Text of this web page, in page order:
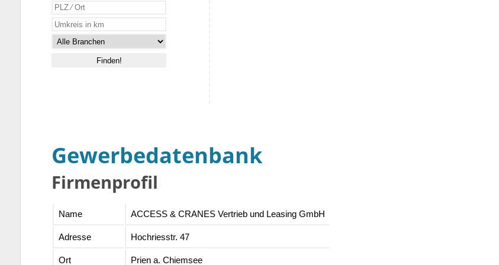
Gewerbedatenbank
Firmenprofil
Name ACCESS & CRANES Vertrieb und Leasing GmbH
Adresse Hochriesstr. 47
Ort Prien a. Chiemsee